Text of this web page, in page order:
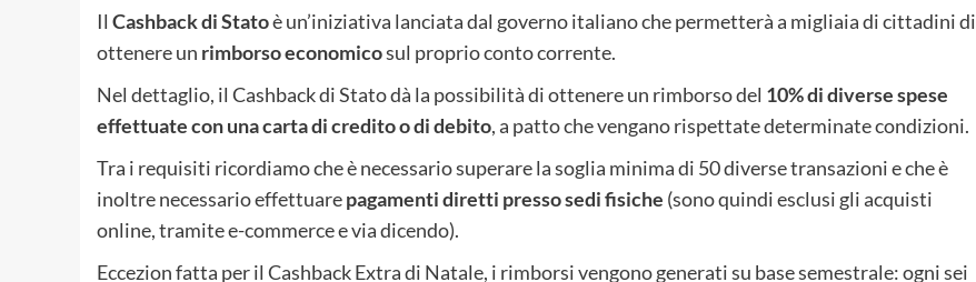
Il Cashback di Statoè un’iniziativa lanciata dal governo italiano che permetterà a migliaia di cittadini di
ottenere un rimborso economicosul proprio conto corrente.
Nel dettaglio, il Cashback di Stato dà la possibilità di ottenere un rimborso del 10% di diverse spese
effettuate con una carta di credito o di debito, a patto che vengano rispettate determinate condizioni.
Tra i requisiti ricordiamo che è necessario superare la soglia minima di 50 diverse transazioni e che è
inoltre necessario effettuarepagamenti diretti presso sedi fisiche (sono quindi esclusi gli acquisti
online, tramite e-commerce e via dicendo).
Eccezion fatta per il Cashback Extra di Natale, i rimborsi vengono generati su base semestrale: ogni sei